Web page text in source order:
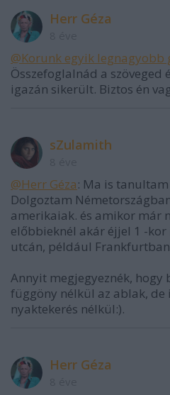
Herr Géza
@Korunk egyik
Összefoglalnád a szöveged
igazán sikerült. Biztos én
sZulamith
@Herr Géza: Ma is
Dolgoztam
amerikaiak. és amikor már
előbbieknél akár éjjel 1 -
utcán, például
Annyit megjegyeznék, hogy
függöny nélkül az ablak,
nyaktekerés nélkül:).
Herr Géza